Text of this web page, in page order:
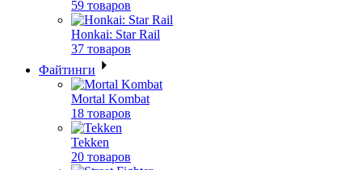
59 товаров
Honkai: Star Rail
37 товаров
Файтинги
Mortal Kombat
18 товаров
Tekken
20 товаров